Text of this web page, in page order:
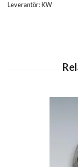
Leverantör:KW